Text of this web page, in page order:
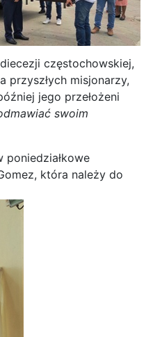
częstochowskiej,
przyszłych misjonarzy,
jego przełożeni
swoim
poniedziałkowe
która należy do